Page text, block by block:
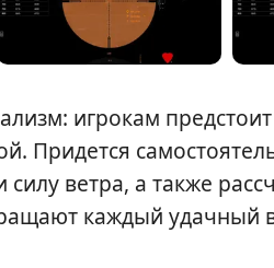
игрокам
Придется
ветра, а также
каждый удачный